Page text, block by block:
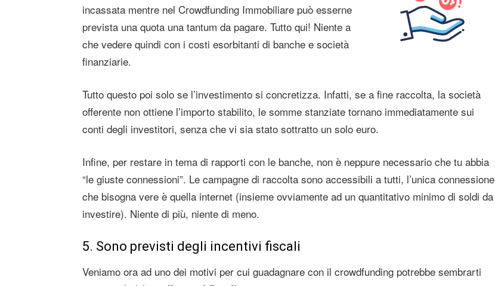
incassata mentre nel Crowdfunding Immobiliare può esserne
prevista una quota una tantum da pagare. Tutto qui! Niente a
che vedere quindi con i costi esorbitanti di banche e società
finanziarie.
Tutto questo poi solo se l’investimento si concretizza. Infatti, se a fine raccolta, la società
offerente non ottiene l’importo stabilito, le somme stanziate tornano immediatamente sui
conti degli investitori, senza che vi sia stato sottratto un solo euro.
Infine, per restare in tema di rapporti con le banche, non è neppure necessario che tu abbia
“le giuste connessioni”. Le campagne di raccolta sono accessibili a tutti, l’unica connessione
che bisogna vere è quella internet (insieme ovviamente ad un quantitativo minimo di soldi da
investire). Niente di più, niente di meno.
5. Sono previsti degli incentivi fiscali
Veniamo ora ad uno dei motivi per cui guadagnare con il crowdfunding potrebbe sembrarti